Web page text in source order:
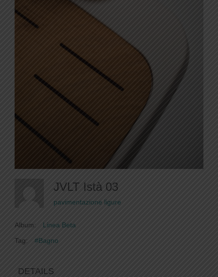
JVLT Istà 03
pavimentazione ligure
Album:
Linea Beta
Tag:
#Bagno
DETAILS